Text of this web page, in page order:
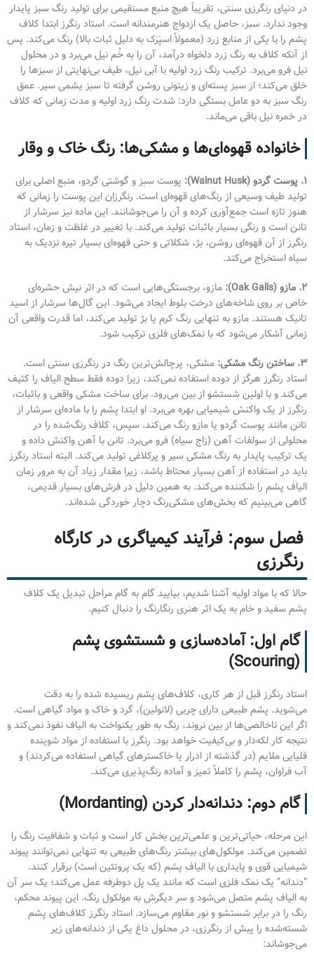
در دنیای رنگرزی سنتی، تقریباً هیچ منبع مستقیمی برای تولید رنگ سبز پایدار
وجود ندارد. سبز، حاصل یک ازدواج هنرمندانه است. استاد رنگرز ابتدا کلاف
پشم را با یکی از منابع زرد (معمولاً اسپَرَک به دلیل ثبات بالا) رنگ می‌کند. پس
از آنکه کلاف به رنگ زرد دلخواه درآمد، آن را به خُم نیل می‌برد و در محلول
نیل فرو می‌برد. ترکیب رنگ زرد اولیه با آبی نیل، طیف بی‌نهایتی از سبزها را
خلق می‌کند؛ از سبز پسته‌ای و زیتونی روشن گرفته تا سبز یشمی سیر. عمق
رنگ سبز به دو عامل بستگی دارد: شدت رنگ زرد اولیه و مدت زمانی که کلاف
در خمره نیل باقی می‌ماند.
خانواده قهوه‌ای‌ها و مشکی‌ها: رنگ خاک و وقار
۱. پوست گردو (Walnut Husk):
پوست سبز و گوشتی گردو، منبع اصلی برای
تولید طیف وسیعی از رنگ‌های قهوه‌ای است. رنگرزان این پوست را زمانی که
هنوز تازه است جمع‌آوری کرده و آن را می‌جوشانند. این ماده نیز سرشار از
تانن است و رنگی بسیار باثبات تولید می‌کند. با تغییر در غلظت و زمان، استاد
رنگرز از آن قهوه‌ای روشن، بژ، شکلاتی و حتی قهوه‌ای بسیار تیره نزدیک به
سیاه استخراج می‌کند.
۲. مازو (Oak Galls):
مازو، برجستگی‌هایی است که در اثر نیش حشره‌ای
خاص بر روی شاخه‌های درخت بلوط ایجاد می‌شود. این گال‌ها سرشار از اسید
تانیک هستند. مازو به تنهایی رنگ کرم یا بژ تولید می‌کند، اما قدرت واقعی آن
زمانی آشکار می‌شود که با نمک‌های فلزی ترکیب شود.
۳. ساختن رنگ مشکی:
مشکی، پرچالش‌ترین رنگ در رنگرزی سنتی است.
استاد رنگرز هرگز از دوده استفاده نمی‌کند، زیرا دوده فقط سطح الیاف را کثیف
می‌کند و با اولین شستشو از بین می‌رود. برای ساخت مشکی واقعی و باثبات،
رنگرز از یک واکنش شیمیایی بهره می‌برد. او ابتدا پشم را با ماده‌ای سرشار از
تانن مانند پوست گردو یا مازو رنگ می‌کند. سپس، کلاف رنگ‌شده را در
محلولی از سولفات آهن (زاج سیاه) فرو می‌برد. تانن با آهن واکنش داده و
یک ترکیب پایدار به رنگ مشکی سیر و پرکلاغی تولید می‌کند. البته استاد رنگرز
باید در استفاده از آهن بسیار محتاط باشد، زیرا مقدار زیاد آن به مرور زمان
الیاف پشم را شکننده می‌کند. به همین دلیل در فرش‌های بسیار قدیمی،
گاهی می‌بینیم که بخش‌های مشکی‌رنگ دچار خوردگی شده‌اند.
فصل سوم: فرآیند کیمیاگری در کارگاه
رنگرزی
حالا که با مواد اولیه آشنا شدیم، بیایید گام به گام مراحل تبدیل یک کلاف
پشم سفید و خام به یک اثر هنری رنگارنگ را دنبال کنیم.
گام اول: آماده‌سازی و شستشوی پشم
(Scouring)
استاد رنگرز قبل از هر کاری، کلاف‌های پشم ریسیده شده را به دقت
می‌شوید. پشم طبیعی دارای چربی (لانولین)، گرد و خاک و مواد گیاهی است.
اگر این ناخالصی‌ها از بین نروند، رنگ به طور یکنواخت به الیاف نفوذ نمی‌کند و
نتیجه کار لکه‌دار و بی‌کیفیت خواهد بود. رنگرز با استفاده از مواد شوینده
قلیایی ملایم (در گذشته از ادرار یا خاکسترهای گیاهی استفاده می‌کردند) و
آب فراوان، پشم را کاملاً تمیز و آماده رنگ‌پذیری می‌کند.
گام دوم: دندانه‌دار کردن (Mordanting)
این مرحله، حیاتی‌ترین و علمی‌ترین بخش کار است و ثبات و شفافیت رنگ را
تضمین می‌کند. مولکول‌های بیشتر رنگ‌های طبیعی به تنهایی نمی‌توانند پیوند
شیمیایی قوی و پایداری با الیاف پشم (که یک پروتئین است) برقرار کنند.
“دندانه” یک نمک فلزی است که مانند یک پل دوطرفه عمل می‌کند؛ یک سر آن
به الیاف پشم متصل می‌شود و سر دیگرش به مولکول رنگ. این پیوند محکم،
رنگ را در برابر شستشو و نور مقاوم می‌سازد. استاد رنگرز کلاف‌های پشم
شسته‌شده را پیش از رنگرزی، در محلول داغ یکی از دندانه‌های زیر
می‌جوشاند: